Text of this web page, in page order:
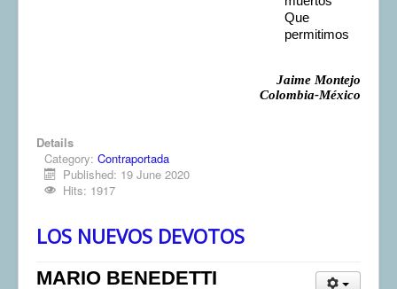
Que
permitimos
Jaime Montejo
Colombia-México
Details
Category: Contraportada
Published: 19 June 2020
Hits: 1917
LOS NUEVOS DEVOTOS
MARIO BENEDETTI